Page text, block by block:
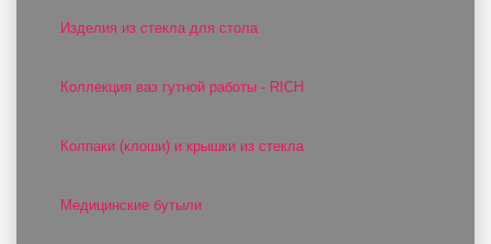
Изделия из стекла для стола
Коллекция ваз гутной работы - RICH
Колпаки (клоши) и крышки из стекла
Медицинские бутыли